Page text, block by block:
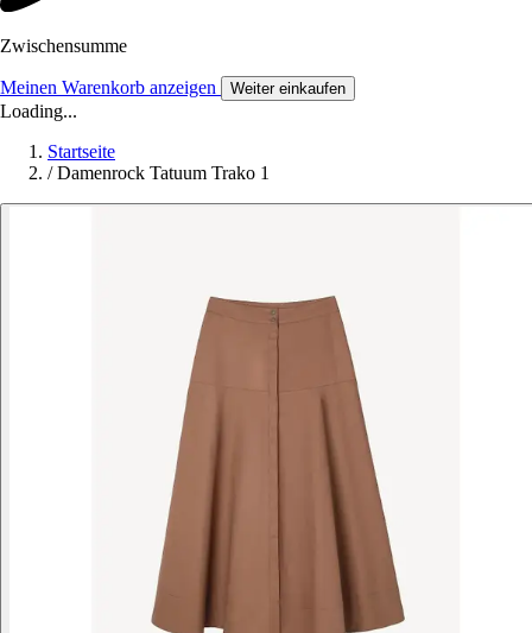
Zwischensumme
Meinen Warenkorb anzeigen Weiter einkaufen
Loading...
Startseite
/ Damenrock Tatuum Trako 1